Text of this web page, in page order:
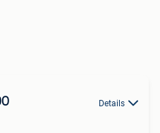
Details